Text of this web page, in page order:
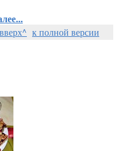
вверх^ к полной версии